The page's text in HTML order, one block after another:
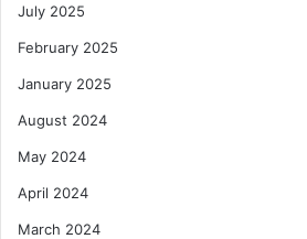
July 2025
February 2025
January 2025
August 2024
May 2024
April 2024
March 2024